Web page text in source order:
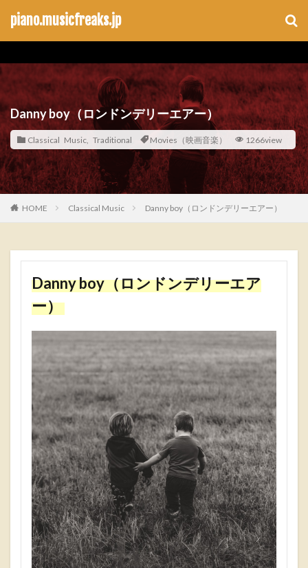
piano.musicfreaks.jp
Danny boy（ロンドンデリーエアー）
Classical Music, Traditional Movies（映画音楽） 1266view
HOME Classical Music Danny boy（ロンドンデリーエアー）
Danny boy（ロンドンデリーエア
ー）